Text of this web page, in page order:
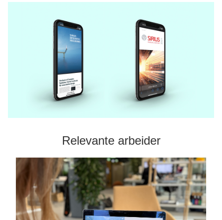
Relevante arbeider